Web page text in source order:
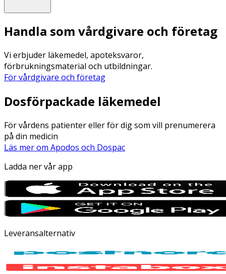
Handla som vårdgivare och företag
Vi erbjuder läkemedel, apoteksvaror,
förbrukningsmaterial och utbildningar.
För vårdgivare och företag
Dosförpackade läkemedel
För vårdens patienter eller för dig som vill prenumerera
på din medicin
Läs mer om Apodos och Dospac
Ladda ner vår app
Leveransalternativ